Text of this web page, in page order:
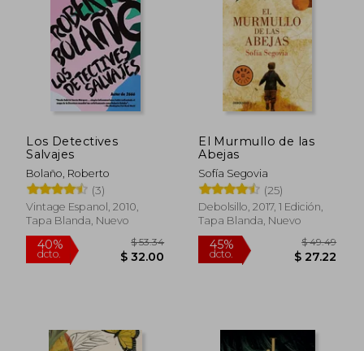
45%
dcto. $ 23.07
40%
dcto.
Los Detectives
Salvajes
Bolaño, Roberto
(3)
Vintage Espanol, 2010,
Tapa Blanda, Nuevo
El Murmullo de las
Abejas
Sofía Segovia
(25)
Debolsillo, 2017, 1 Edición,
Tapa Blanda, Nuevo